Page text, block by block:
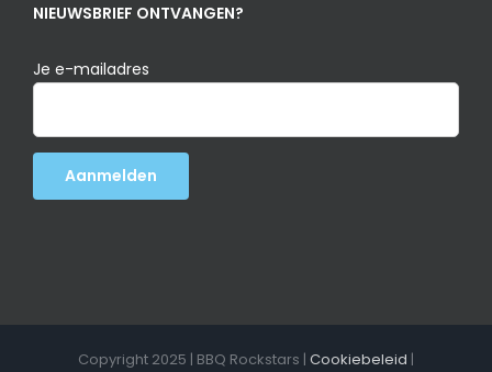
NIEUWSBRIEF ONTVANGEN?
Je e-mailadres
Copyright 2025 | BBQ Rockstars | Cookiebeleid |